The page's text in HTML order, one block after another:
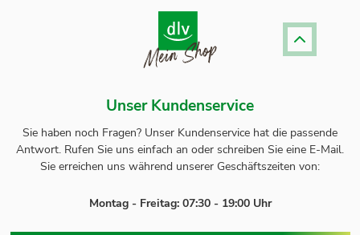
Unser Kundenservice
Sie haben noch Fragen? Unser Kundenservice hat die passende
Antwort. Rufen Sie uns einfach an oder schreiben Sie eine E-Mail.
Sie erreichen uns während unserer Geschäftszeiten von:
Montag - Freitag: 07:30 - 19:00 Uhr